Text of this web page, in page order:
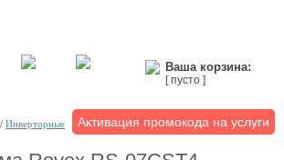
Ваша корзина:
[ пусто ]
Активация промокода на услуги
/ Инверторные